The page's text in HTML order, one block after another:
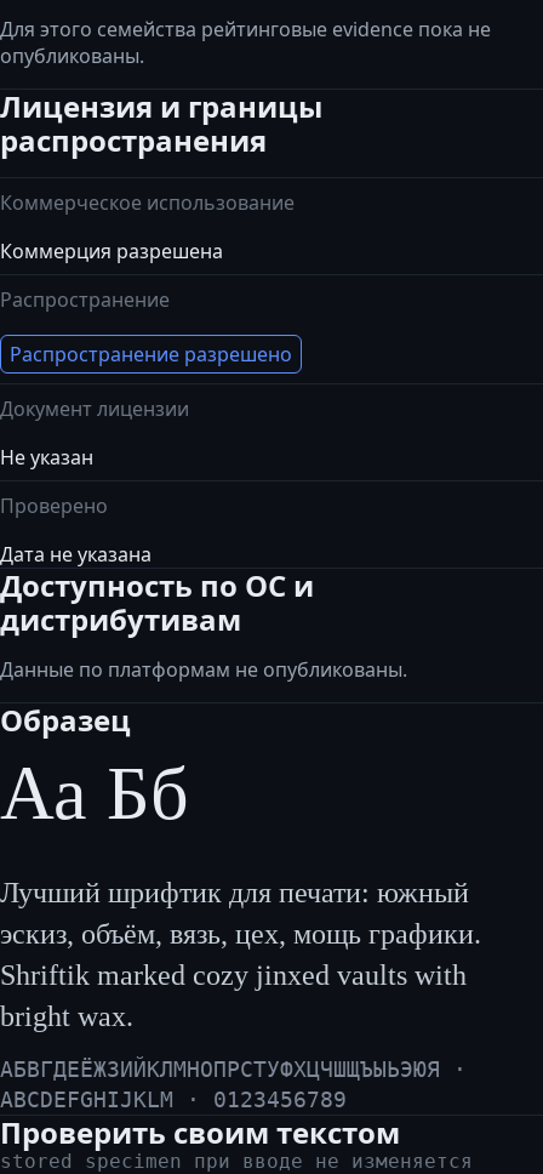
Для этого семейства рейтинговые evidence пока не
опубликованы.
Лицензия и границы
распространения
Коммерческое использование
Коммерция разрешена
Распространение
Распространение разрешено
Документ лицензии
Не указан
Проверено
Дата не указана
Доступность по ОС и
дистрибутивам
Данные по платформам не опубликованы.
Образец
Аа Бб
Лучший шрифтик для печати: южный
эскиз, объём, вязь, цех, мощь графики.
Shriftik marked cozy jinxed vaults with
bright wax.
АБВГДЕЁЖЗИЙКЛМНОПРСТУФХЦЧШЩЪЫЬЭЮЯ ·
ABCDEFGHIJKLM · 0123456789
Проверить своим текстом
stored specimen при вводе не изменяется